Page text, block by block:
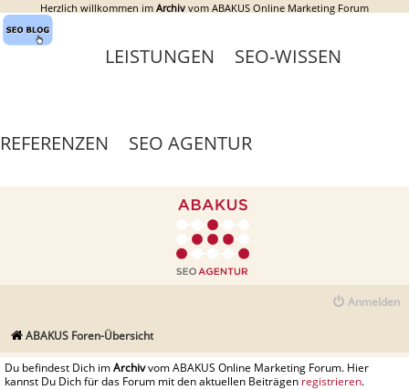
Herzlich willkommen im Archiv vom ABAKUS Online Marketing Forum
LEISTUNGEN SEO-WISSEN
REFERENZEN SEO AGENTUR
Anmelden
ABAKUS Foren-Übersicht
Du befindest Dich imArchivvom ABAKUS Online Marketing Forum. Hier
kannst Du Dich für das Forum mit den aktuellen Beiträgen registrieren.